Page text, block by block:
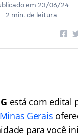
em 23/06/24
2 min. de leitura
está com edital
Gerais
para você